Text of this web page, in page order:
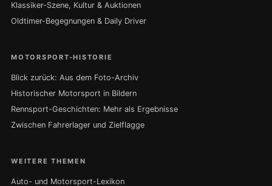
Klassiker-Szene, Kultur & Auktionen
Oldtimer-Begegnungen & Daily Driver
MOTORSPORT-HISTORIE
Blick zurück: Aus dem Foto-Archiv
Historischer Motorsport in Bildern
Rennsport-Geschichten: Mehr als Ergebnisse
Zwischen Fahrerlager und Zielflagge
WEITERE THEMEN
Auto- und Motorsport-Lexikon